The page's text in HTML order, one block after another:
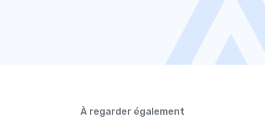
À regarder également